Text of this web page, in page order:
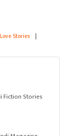
Stories |
Fiction Stories